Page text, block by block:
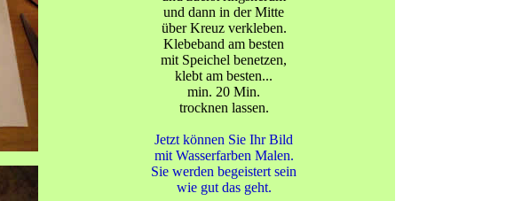
und dann in der Mitte
über Kreuz verkleben.
Klebeband am besten
mit Speichel benetzen,
klebt am besten...
min. 20 Min.
trocknen lassen.
Jetzt können Sie Ihr Bild
mit Wasserfarben Malen.
Sie werden begeistert sein
wie gut das geht.